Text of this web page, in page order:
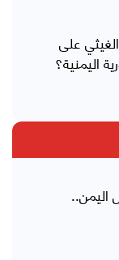
على
اليمنية؟
اليمن..